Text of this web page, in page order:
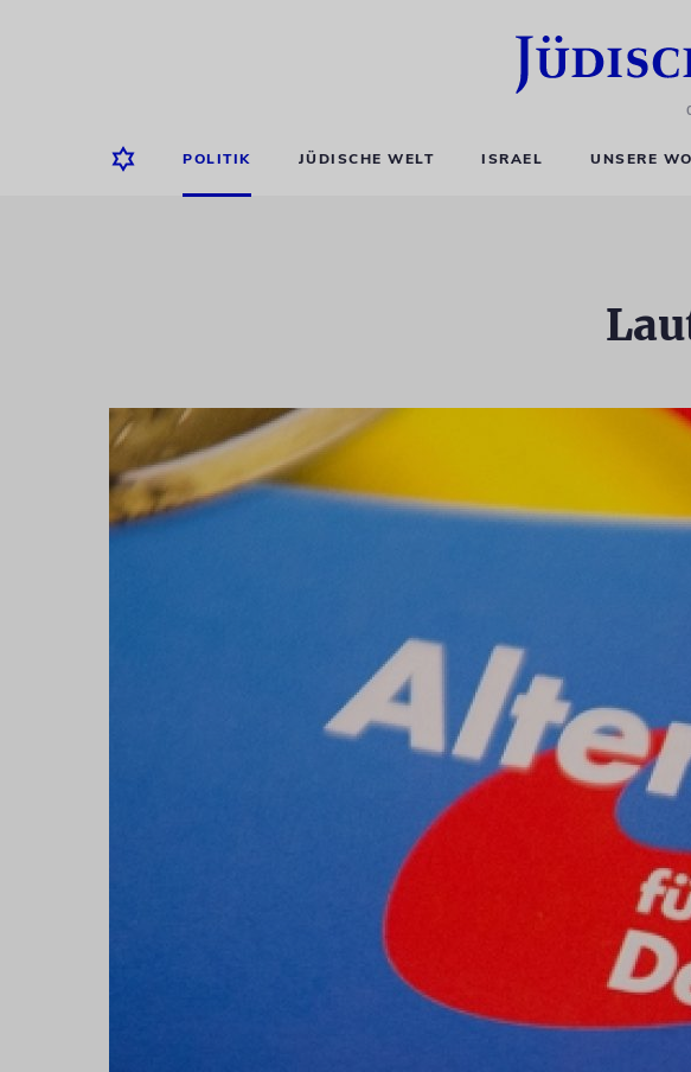
POLITIK JÜDISCHE WELT ISRAEL UNSERE